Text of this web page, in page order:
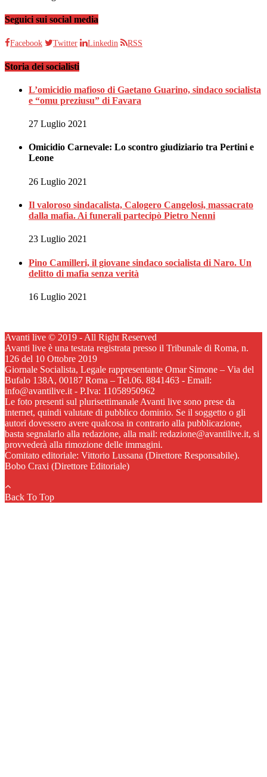
Seguici sui social media
Facebook Twitter Linkedin RSS
Storia dei socialisti
L’omicidio mafioso di Gaetano Guarino, sindaco socialista
e “omu preziusu” di Favara
27 Luglio 2021
Omicidio Carnevale: Lo scontro giudiziario tra Pertini e
Leone
26 Luglio 2021
Il valoroso sindacalista, Calogero Cangelosi, massacrato
dalla mafia. Ai funerali partecipò Pietro Nenni
23 Luglio 2021
Pino Camilleri, il giovane sindaco socialista di Naro. Un
delitto di mafia senza verità
16 Luglio 2021
Avanti live © 2019 - All Right Reserved
Avanti live è una testata registrata presso il Tribunale di Roma, n.
126 del 10 Ottobre 2019
Giornale Socialista, Legale rappresentante Omar Simone – Via del
Bufalo 138A, 00187 Roma – Tel.06. 8841463 - Email:
info@avantilive.it - P.Iva: 11058950962
Le foto presenti sul plurisettimanale Avanti live sono prese da
internet, quindi valutate di pubblico dominio. Se il soggetto o gli
autori dovessero avere qualcosa in contrario alla pubblicazione,
basta segnalarlo alla redazione, alla mail: redazione@avantilive.it, si
provvederà alla rimozione delle immagini.
Comitato editoriale: Vittorio Lussana (Direttore Responsabile).
Bobo Craxi (Direttore Editoriale)
Back To Top